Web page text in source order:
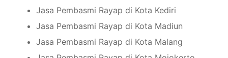
Jasa Pembasmi Rayap di Kota Kediri
Jasa Pembasmi Rayap di Kota Madiun
Jasa Pembasmi Rayap di Kota Malang